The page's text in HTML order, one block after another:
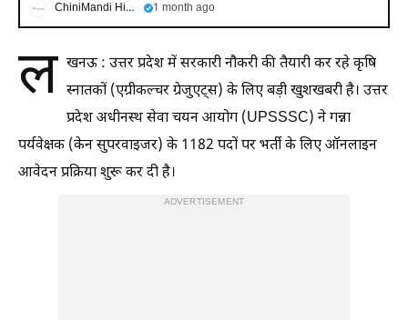
ChiniMandi Hindi 1 month ago
ल खनऊ : उत्तर प्रदेश में सरकारी नौकरी की तैयारी कर रहे कृषि
स्नातकों (एग्रीकल्चर ग्रेजुएट्स) के लिए बड़ी खुशखबरी है। उत्तर
प्रदेश अधीनस्थ सेवा चयन आयोग (UPSSSC) ने गन्ना
पर्यवेक्षक (केन सुपरवाइजर) के 1182 पदों पर भर्ती के लिए ऑनलाइन
आवेदन प्रक्रिया शुरू कर दी है।
ADVERTISEMENT